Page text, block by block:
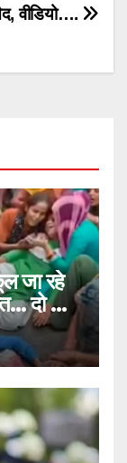
वीडियो….
जा रहे
दो की